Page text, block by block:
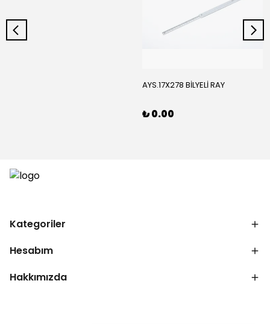
AYS.17X278 BİLYELİ RAY
₺ 0.00
Kategoriler
Hesabım
Hakkımızda